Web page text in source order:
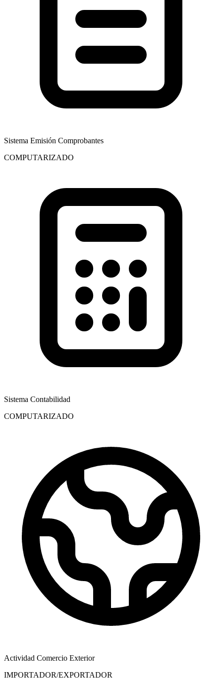
Sistema Emisión Comprobantes
COMPUTARIZADO
Sistema Contabilidad
COMPUTARIZADO
Actividad Comercio Exterior
IMPORTADOR/EXPORTADOR